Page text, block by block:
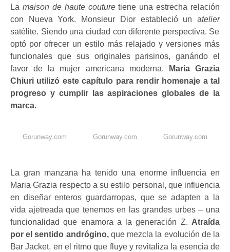
La maison de haute couturetiene una estrecha relación
con Nueva York. Monsieur Dior estableció un atelier
satélite. Siendo una ciudad con diferente perspectiva. Se
optó por ofrecer un estilo más relajado y versiones más
funcionales que sus originales parisinos, ganándo el
favor de la mujer americana moderna.
Maria Grazia
Chiuri utilizó este capítulo para rendir homenaje a tal
progreso y cumplir las aspiraciones globales de la
marca.
Gorunway.com Gorunway.com Gorunway.com
La gran manzana ha tenido una enorme influencia en
Maria Grazia respecto a su estilo personal, que influencia
en diseñar enteros guardarropas, que se adapten a la
vida ajetreada que tenemos en las grandes urbes – una
funcionalidad que enamora a la generación Z. Atraída
por el sentido andrógino,que mezcla la evolución de la
Bar Jacket, en el ritmo que fluye y revitaliza la esencia de